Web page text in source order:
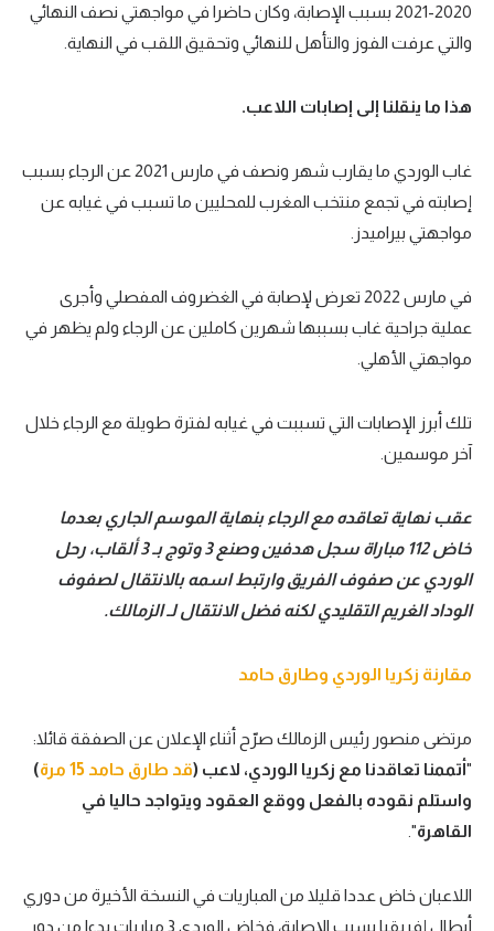
2020-2021 بسبب الإصابة، وكان حاضرا في مواجهتي نصف النهائي
والتي عرفت الفوز والتأهل للنهائي وتحقيق اللقب في النهاية.
هذا ما ينقلنا إلى إصابات اللاعب.
غاب الوردي ما يقارب شهر ونصف في مارس 2021 عن الرجاء بسبب
إصابته في تجمع منتخب المغرب للمحليين ما تسبب في غيابه عن
مواجهتي بيراميدز.
في مارس 2022 تعرض لإصابة في الغضروف المفصلي وأجرى
عملية جراحية غاب بسببها شهرين كاملين عن الرجاء ولم يظهر في
مواجهتي الأهلي.
تلك أبرز الإصابات التي تسببت في غيابه لفترة طويلة مع الرجاء خلال
آخر موسمين.
عقب نهاية تعاقده مع الرجاء بنهاية الموسم الجاري بعدما
خاض 112 مباراة سجل هدفين وصنع 3 وتوج بـ 3 ألقاب، رحل
الوردي عن صفوف الفريق وارتبط اسمه بالانتقال لصفوف
الوداد الغريم التقليدي لكنه فضل الانتقال لـ الزمالك.
مقارنة زكريا الوردي وطارق حامد
مرتضى منصور رئيس الزمالك صرّح أثناء الإعلان عن الصفقة قائلا:
"أتممنا تعاقدنا مع زكريا الوردي، لاعب (قد طارق حامد 15 مرة
)
واستلم نقوده بالفعل ووقع العقود ويتواجد حاليا في
القاهرة".
اللاعبان خاض عددا قليلا من المباريات في النسخة الأخيرة من دوري
أبطال إفريقيا بسبب الإصابة، فخاض الوردي 3 مباريات بدءا من دور